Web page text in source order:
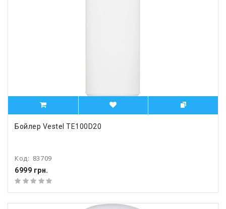
Бойлер Vestel TE100D20
Код: 83709
6999 грн.